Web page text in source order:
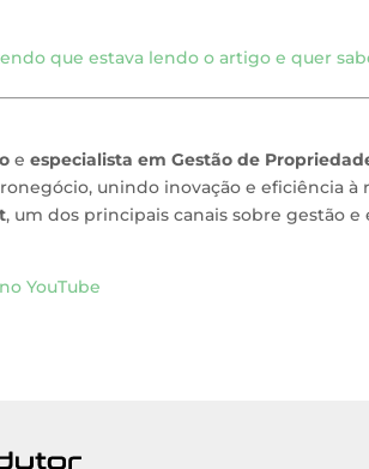
que estava lendo o artigo e quer
e especialista em Gestão de
unindo inovação e eficiência à
, um dos principais canais sobre gestão
YouTube